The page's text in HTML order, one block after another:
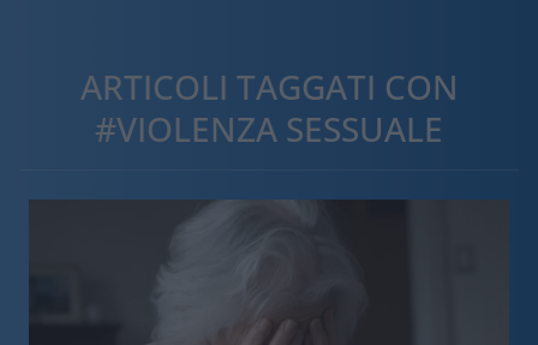
ARTICOLI TAGGATI CON
#VIOLENZA SESSUALE